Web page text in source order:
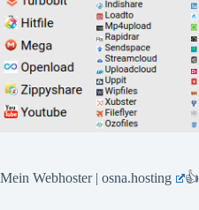
Mein Webhoster | osna.hosting 👍